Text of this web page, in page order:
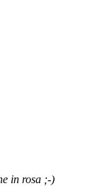
in rosa ;-)